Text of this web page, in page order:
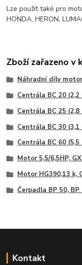
Lze použít také pro
HONDA, HERON,
Zboží zařazeno v
Náhradní díly
Centrála BC 20 (2,2
Centrála BC 25 (2,8
Centrála BC 30 (3,1
Centrála BC 60 (5,5
Motor 5,5/6,5HP,
Motor HG390,13 k,
Čerpadla BP 50, BP
Kontakt